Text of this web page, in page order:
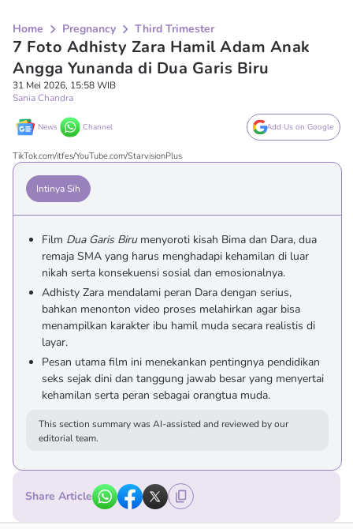
Home Pregnancy Third Trimester
7 Foto Adhisty Zara Hamil Adam Anak
Angga Yunanda di Dua Garis Biru
31 Mei 2026, 15:58 WIB
Sania Chandra
News Channel Add Us on Google
TikTok.com/itfes/YouTube.com/StarvisionPlus
Intinya Sih
Film Dua Garis Birumenyoroti kisah Bima dan Dara, dua
remaja SMA yang harus menghadapi kehamilan di luar
nikah serta konsekuensi sosial dan emosionalnya.
Adhisty Zara mendalami peran Dara dengan serius,
bahkan menonton video proses melahirkan agar bisa
menampilkan karakter ibu hamil muda secara realistis di
layar.
Pesan utama film ini menekankan pentingnya pendidikan
seks sejak dini dan tanggung jawab besar yang menyertai
kehamilan serta peran sebagai orangtua muda.
This section summary was AI-assisted and reviewed by our
editorial team.
Share Article